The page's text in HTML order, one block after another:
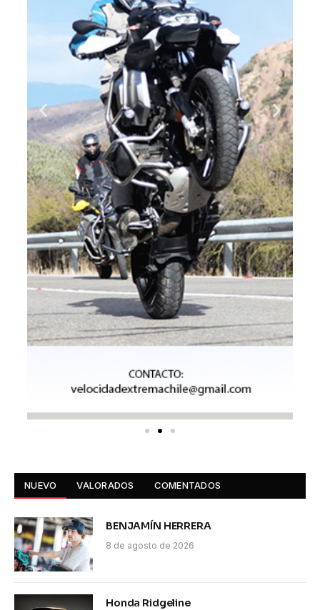
NUEVO VALORADOS COMENTADOS
BENJAMÍN HERRERA
8 de agosto de 2026
Honda Ridgeline